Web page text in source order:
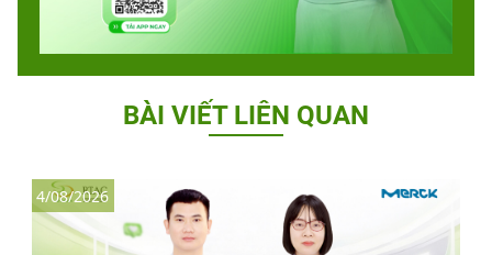
BÀI VIẾT LIÊN QUAN
4/08/2026